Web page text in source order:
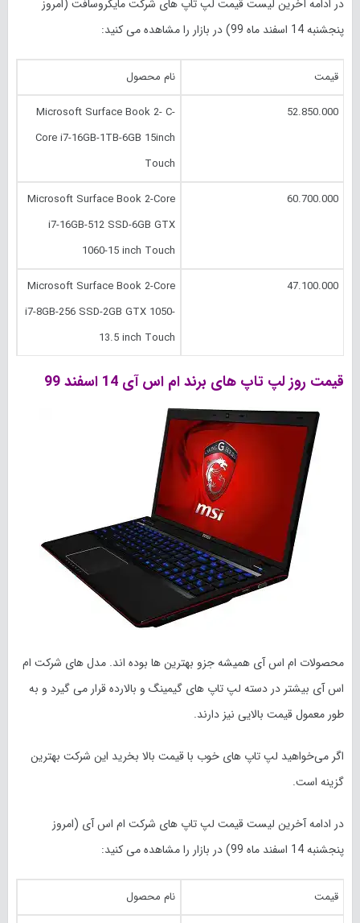
در ادامه آخرین لیست قیمت لپ تاپ های شرکت مایکروسافت (امروز
پنجشنبه 14 اسفند
ماه 99) در بازار را مشاهده می کنید:
قیمت نام محصول
52.850.000
Microsoft Surface Book 2- C-
Core i7-16GB-1TB-6GB 15inch
Touch
60.700.000
Microsoft Surface Book 2-Core
i7-16GB-512 SSD-6GB GTX
1060-15 inch Touch
47.100.000
Microsoft Surface Book 2-Core
i7-8GB-256 SSD-2GB GTX 1050-
13.5 inch Touch
قیمت روز لپ تاپ های برند ام اس آی 14 اسفند 99
محصولات ام اس آی همیشه جزو بهترین ها بوده اند. مدل های شرکت ام
اس آی بیشتر در دسته لپ تاپ های گیمینگ و بالارده قرار می گیرد و به
طور معمول قیمت بالایی نیز دارند.
اگر می‌خواهید لپ تاپ های خوب با قیمت بالا بخرید این شرکت بهترین
گزینه است.
در ادامه آخرین لیست قیمت لپ تاپ های شرکت ام اس آی (امروز
پنجشنبه 14 اسفند
ماه 99) در بازار را مشاهده می کنید:
قیمت نام محصول